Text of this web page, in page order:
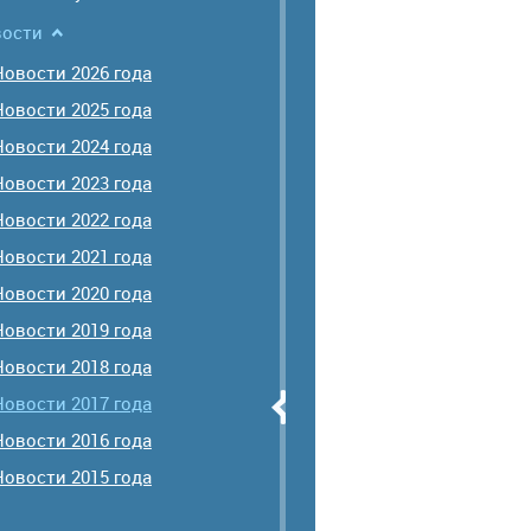
2026 года
2025 года
2024 года
2023 года
2022 года
2021 года
2020 года
2019 года
2018 года
2017 года
2016 года
2015 года